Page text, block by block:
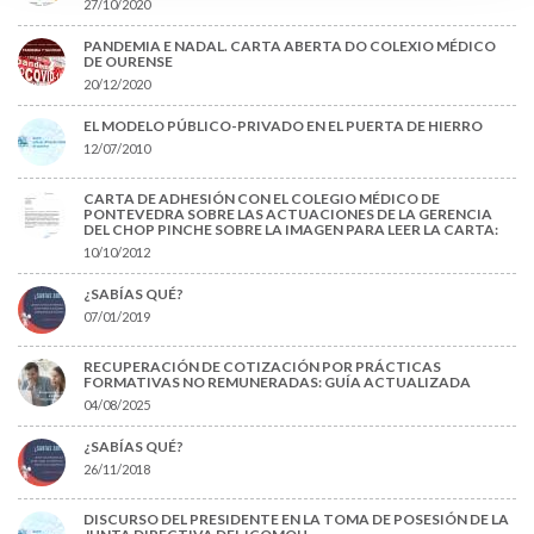
27/10/2020
PANDEMIA E NADAL. CARTA ABERTA DO COLEXIO MÉDICO
DE OURENSE
20/12/2020
EL MODELO PÚBLICO-PRIVADO EN EL PUERTA DE HIERRO
12/07/2010
CARTA DE ADHESIÓN CON EL COLEGIO MÉDICO DE
PONTEVEDRA SOBRE LAS ACTUACIONES DE LA GERENCIA
DEL CHOP PINCHE SOBRE LA IMAGEN PARA LEER LA CARTA:
10/10/2012
¿SABÍAS QUÉ?
07/01/2019
RECUPERACIÓN DE COTIZACIÓN POR PRÁCTICAS
FORMATIVAS NO REMUNERADAS: GUÍA ACTUALIZADA
04/08/2025
¿SABÍAS QUÉ?
26/11/2018
DISCURSO DEL PRESIDENTE EN LA TOMA DE POSESIÓN DE LA